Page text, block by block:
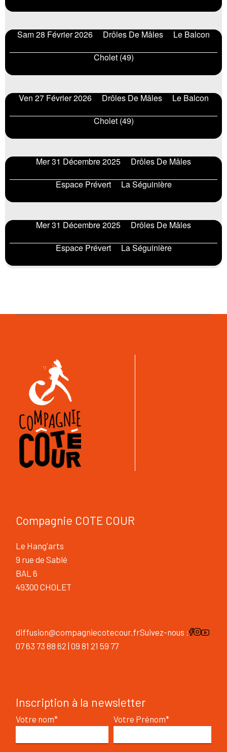
Sam 28 Février 2026 Drôles De Mâles
Le Balcon
Cholet (49)
Ven 27 Février 2026 Drôles De Mâles
Le Balcon
Cholet (49)
Mer 31 Décembre 2025
Drôles De Mâles
Espace Prévert
La Séguinière
Mer 31 Décembre 2025
Drôles De Mâles
Espace Prévert
La Séguinière
Compagnie COTE COUR
Le Hang'arts
9 rue de Sablé
BAL 6
49300 CHOLET
diffusion@compagniecotecour.fr
07 63 73 88 62 | 09 81 21 59 77
Suivez-nous :
Inscription à la newsletter
Votre nom* Votre Prénom*